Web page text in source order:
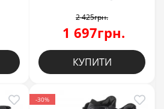
2 425грн.
1 697грн.
КУПИТИ
-30%